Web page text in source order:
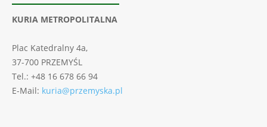
KURIA METROPOLITALNA
Plac Katedralny 4a,
37-700 PRZEMYŚL
Tel.: +48 16 678 66 94
E-Mail: kuria@przemyska.pl